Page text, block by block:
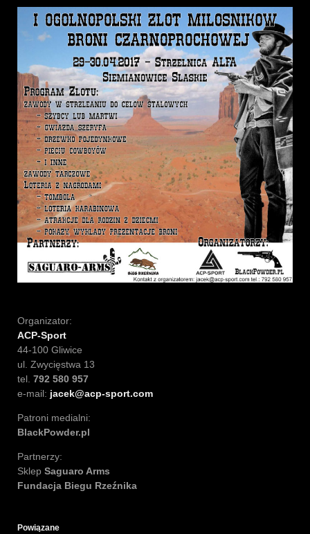
Organizator:
ACP-Sport
44-100 Gliwice
ul. Zwycięstwa 13
tel. 792 580 957
e-mail: jacek@acp-sport.com
Patroni medialni:
BlackPowder.pl
Partnerzy:
Sklep Saguaro Arms
Fundacja Biegu Rzeźnika
Powiązane